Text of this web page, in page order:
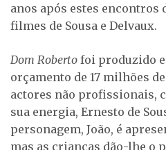
anos após estes encontros
filmes de Sousa e Delvaux.
Dom Roberto foi produzido
orçamento de 17 milhões
actores não profissionais,
sua energia, Ernesto de
personagem, João, é
mas as crianças dão-lhe o